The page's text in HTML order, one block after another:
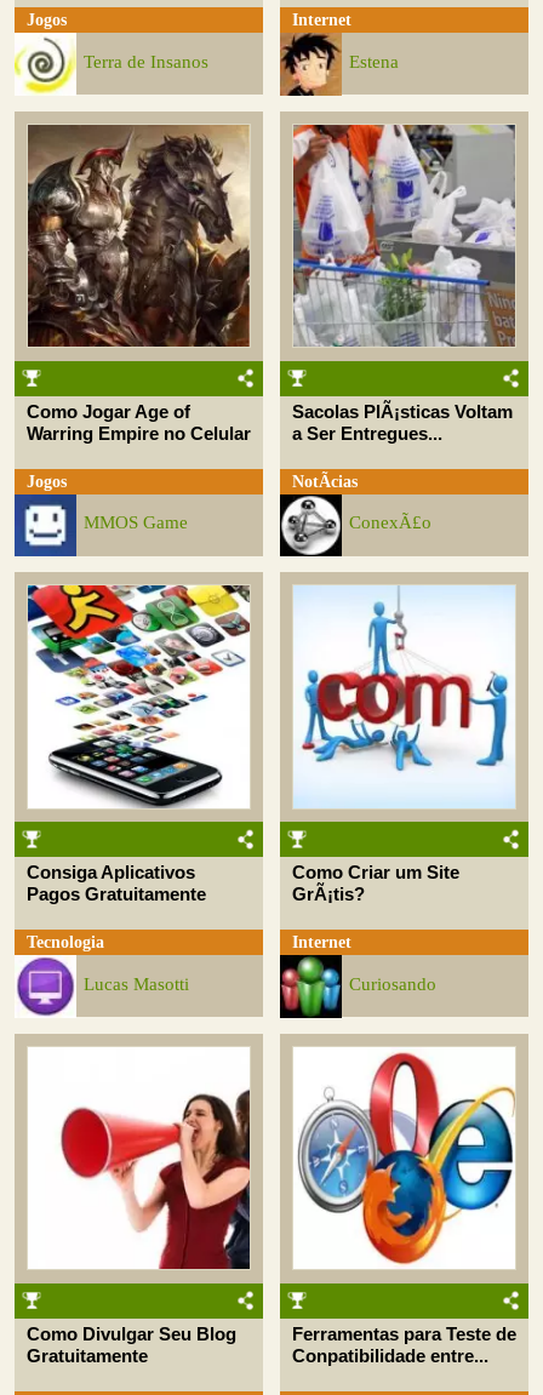
Jogos
Terra de Insanos
Internet
Estena
Como Jogar Age of
Warring Empire no Celular
Jogos
MMOS Game
Sacolas PlÃ¡sticas Voltam
a Ser Entregues...
NotÃ­cias
ConexÃ£o
Consiga Aplicativos
Pagos Gratuitamente
Tecnologia
Lucas Masotti
Como Criar um Site
GrÃ¡tis?
Internet
Curiosando
Como Divulgar Seu Blog
Gratuitamente
Ferramentas para Teste de
Conpatibilidade entre...